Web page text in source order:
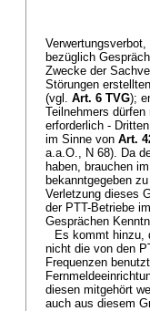
bezüglich
Zwecke der
Störungen
(vgl. Art. 6 TVG);
Teilnehmers
erforderlich -
im Sinne von Art.
a.a.O., N 68). Da
haben, brauchen
bekanntgegeben
Verletzung dieses
der PTT-Betriebe
Gesprächen
Es kommt hinzu,
nicht die von den
Frequenzen
diesen mitgehört
auch aus diesem